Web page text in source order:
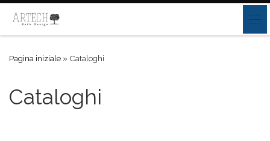
Passa al contenuto
Pagina iniziale » Cataloghi
Cataloghi